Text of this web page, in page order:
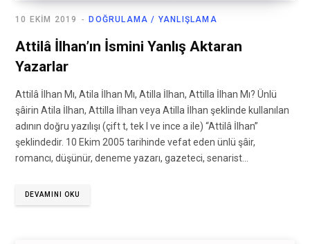
DOĞRULAMA / YANLIŞLAMA
10 EKIM 2019
Attilâ İlhan’ın İsmini Yanlış Aktaran
Yazarlar
Attilâ İlhan Mı, Atila İlhan Mı, Atilla İlhan, Attilla İlhan Mı? Ünlü
şâirin Atila İlhan, Attilla İlhan veya Atilla İlhan şeklinde kullanılan
adının doğru yazılışı (çift t, tek l ve ince a ile) “Attilâ İlhan”
şeklindedir. 10 Ekim 2005 tarihinde vefat eden ünlü şâir,
romancı, düşünür, deneme yazarı, gazeteci, senarist…
DEVAMINI OKU